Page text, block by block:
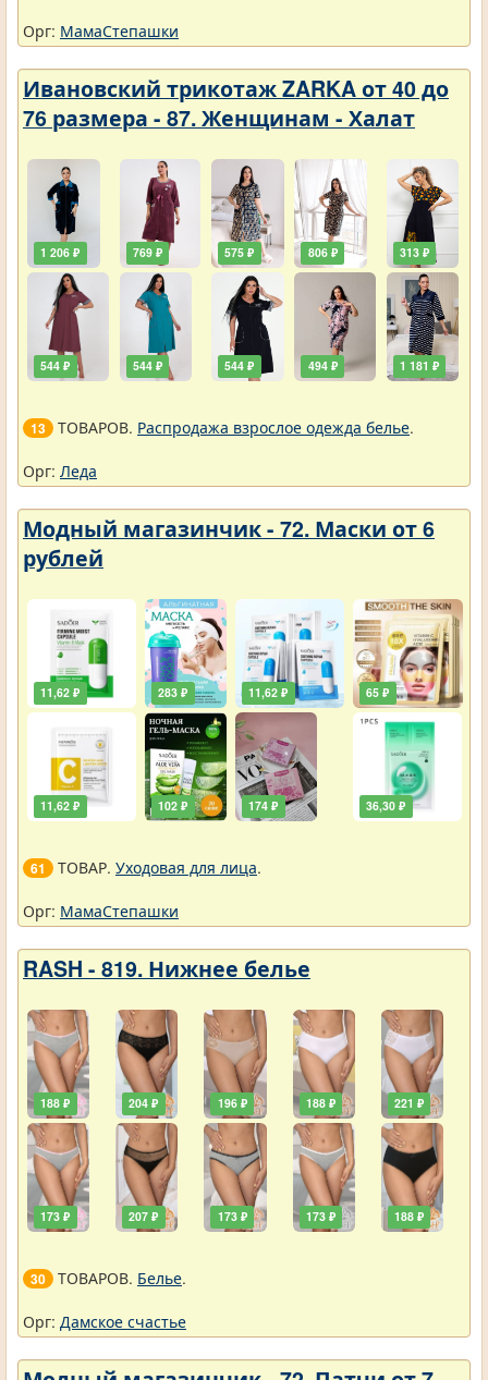
Орг: МамаСтепашки
Ивановский трикотаж ZARKA от 40 до
76 размера - 87. Женщинам - Халат
1 206 ₽
544 ₽
769 ₽
544 ₽
575 ₽
544 ₽
806 ₽
494 ₽
313 ₽
1 181 ₽
13 ТОВАРОВ. Распродажа взрослое одежда белье.
Орг: Леда
Модный магазинчик - 72. Маски от 6
рублей
11,62 ₽
11,62 ₽
283 ₽
102 ₽
11,62 ₽
174 ₽
65 ₽
36,30 ₽
61 ТОВАР. Уходовая для лица.
Орг: МамаСтепашки
RASH - 819. Нижнее белье
188 ₽
173 ₽
204 ₽
207 ₽
196 ₽
173 ₽
188 ₽
173 ₽
221 ₽
188 ₽
30 ТОВАРОВ. Белье.
Орг: Дамское счастье